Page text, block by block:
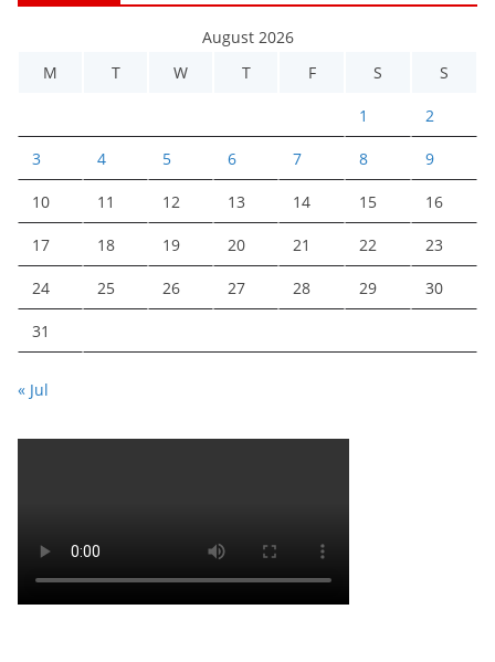
August 2026
M
T W T F S S
1 2
3 4 5 6 7 8 9
10 11 12 13 14 15 16
17 18 19 20 21 22 23
24 25 26 27 28 29 30
31
« Jul